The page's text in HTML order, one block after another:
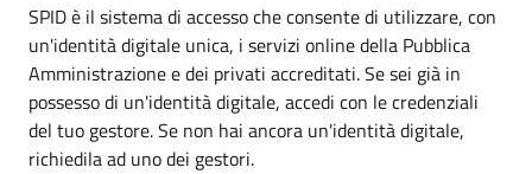
SPID è il sistema di accesso che consente di utilizzare, con
un'identità digitale unica, i servizi online della Pubblica
Amministrazione e dei privati accreditati. Se sei già in
possesso di un'identità digitale, accedi con le credenziali
del tuo gestore. Se non hai ancora un'identità digitale,
richiedila ad uno dei gestori.